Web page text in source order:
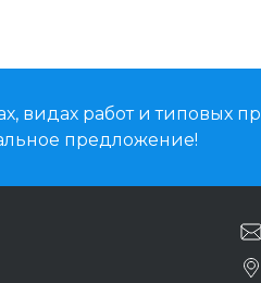
видах работ и типовых
предложение!